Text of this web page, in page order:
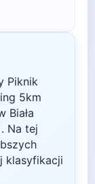
Piknik
5km
Biała
. Na tej
klasyfikacji